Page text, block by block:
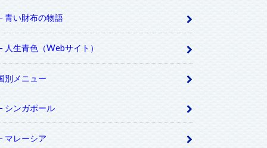
青い財布の物語
人生青色（Webサイト）
別メニュー
シンガポール
マレーシア